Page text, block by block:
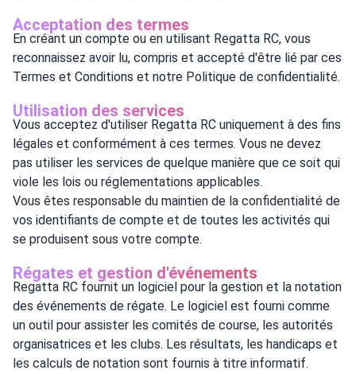
Acceptation des termes
En créant un compte ou en utilisant Regatta RC, vous
reconnaissez avoir lu, compris et accepté d'être lié par ces
Termes et Conditions et notre Politique de confidentialité.
Utilisation des services
Vous acceptez d'utiliser Regatta RC uniquement à des fins
légales et conformément à ces termes. Vous ne devez
pas utiliser les services de quelque manière que ce soit qui
viole les lois ou réglementations applicables.
Vous êtes responsable du maintien de la confidentialité de
vos identifiants de compte et de toutes les activités qui
se produisent sous votre compte.
Régates et gestion d'événements
Regatta RC fournit un logiciel pour la gestion et la notation
des événements de régate. Le logiciel est fourni comme
un outil pour assister les comités de course, les autorités
organisatrices et les clubs. Les résultats, les handicaps et
les calculs de notation sont fournis à titre informatif.